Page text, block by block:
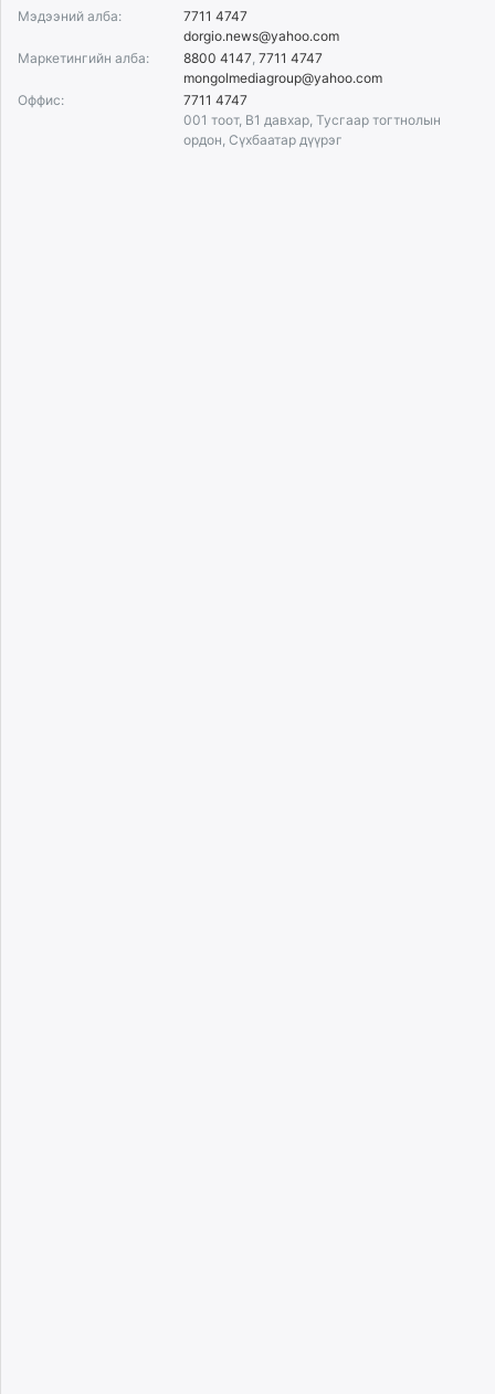
Мэдээний алба:
7711 4747
dorgio.news@yahoo.com
Маркетингийн алба:
8800 4147, 7711 4747
mongolmediagroup@yahoo.com
Оффис:
7711 4747
001 тоот, B1 давхар, Тусгаар тогтнолын
ордон, Сүхбаатар дүүрэг